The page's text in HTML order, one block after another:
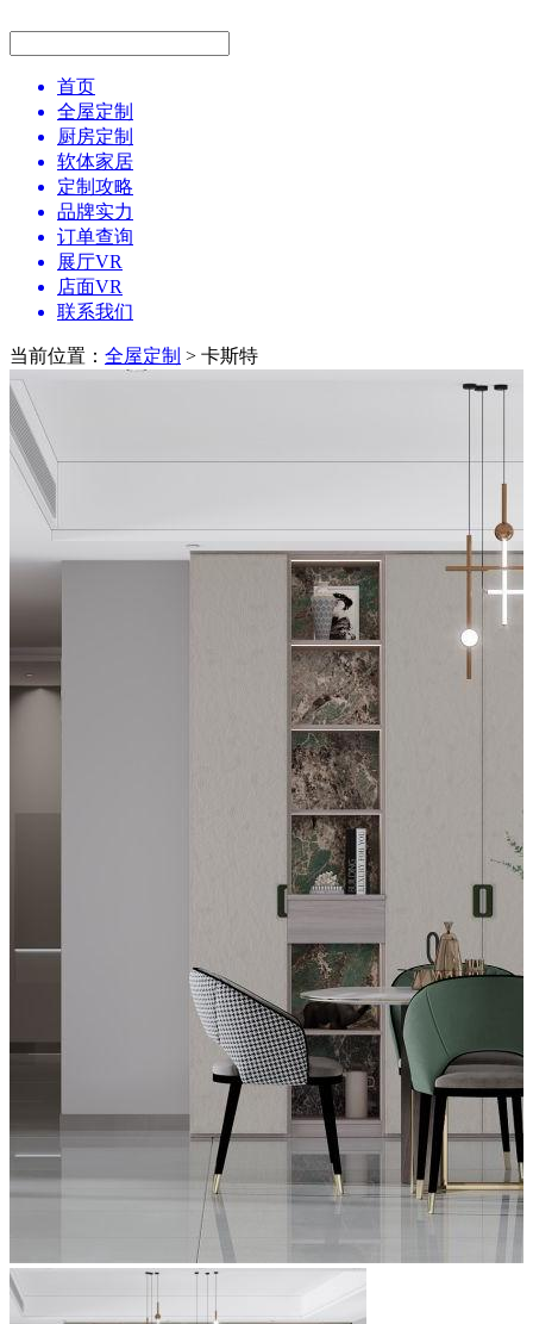
首页
全屋定制
厨房定制
软体家居
定制攻略
品牌实力
订单查询
展厅VR
店面VR
联系我们
当前位置： 全屋定制 > 卡斯特